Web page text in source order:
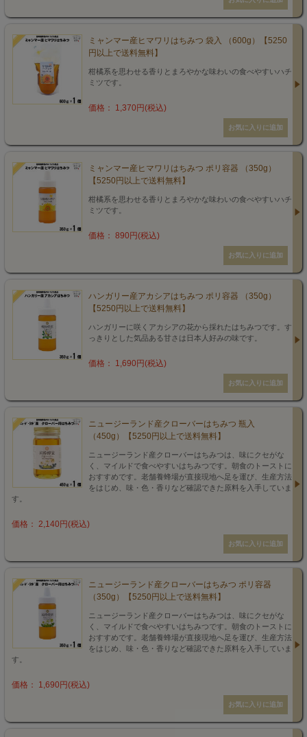
ミャンマー産ヒマワリはちみつ 袋入 （600g）【5250
円以上で送料無料】
柑橘系を思わせる香りとまろやかな味わいの食べやすいハチ
ミツです。
価格： 1,370円(税込)
ミャンマー産ヒマワリはちみつ ポリ容器 （350g）
【5250円以上で送料無料】
柑橘系を思わせる香りとまろやかな味わいの食べやすいハチ
ミツです。
価格： 890円(税込)
ハンガリー産アカシアはちみつ ポリ容器 （350g）
【5250円以上で送料無料】
ハンガリーに咲くアカシアの花から採れたはちみつです。す
っきりとした気品ある甘さは日本人好みの味です。
価格： 1,690円(税込)
ニュージーランド産クローバーはちみつ 瓶入
（450g）【5250円以上で送料無料】
ニュージーランド産クローバーはちみつは、味にクセがな
く、マイルドで食べやすいはちみつです。朝食のトーストに
おすすめです。老舗養蜂場が直接現地へ足を運び、生産方法
をはじめ、味・色・香りなど確認できた原料を入手していま
す。
価格： 2,140円(税込)
ニュージーランド産クローバーはちみつ ポリ容器
（350g）【5250円以上で送料無料】
ニュージーランド産クローバーはちみつは、味にクセがな
く、マイルドで食べやすいはちみつです。朝食のトーストに
おすすめです。老舗養蜂場が直接現地へ足を運び、生産方法
をはじめ、味・色・香りなど確認できた原料を入手していま
す。
価格： 1,690円(税込)